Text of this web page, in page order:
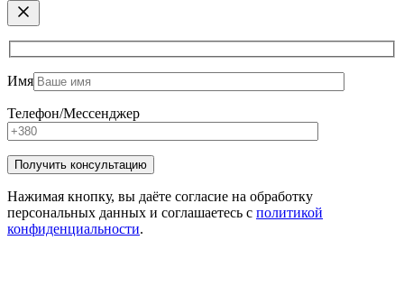
Имя
Телефон/Мессенджер
Нажимая кнопку, вы даёте согласие на обработку
персональных данных и соглашаетесь с политикой
конфиденциальности.